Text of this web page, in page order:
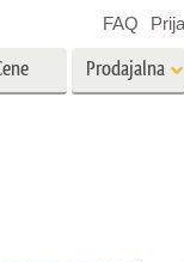
Prodajalna
FAQ